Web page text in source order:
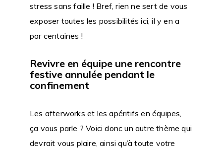
stress sans faille ! Bref, rien ne sert de vous
exposer toutes les possibilités ici, il y en a
par centaines !
Revivre en équipe une rencontre
festive annulée pendant le
confinement
Les afterworks et les apéritifs en équipes,
ça vous parle ? Voici donc un autre thème qui
devrait vous plaire, ainsi qu’à toute votre